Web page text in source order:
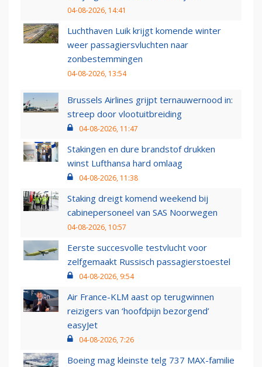
04-08-2026, 14:41
Luchthaven Luik krijgt komende winter
weer passagiersvluchten naar
zonbestemmingen
04-08-2026, 13:54
Brussels Airlines grijpt ternauwernood in:
streep door vlootuitbreiding
04-08-2026, 11:47
Stakingen en dure brandstof drukken
winst Lufthansa hard omlaag
04-08-2026, 11:38
Staking dreigt komend weekend bij
cabinepersoneel van SAS Noorwegen
04-08-2026, 10:57
Eerste succesvolle testvlucht voor
zelfgemaakt Russisch passagierstoestel
04-08-2026, 9:54
Air France-KLM aast op terugwinnen
reizigers van ‘hoofdpijn bezorgend’
easyJet
04-08-2026, 7:26
Boeing mag kleinste telg 737 MAX-familie